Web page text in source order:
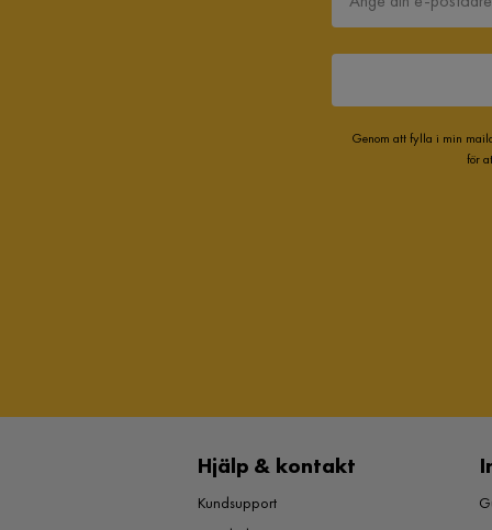
Genom att fylla i min
för
Hjälp & kontakt
Kundsupport